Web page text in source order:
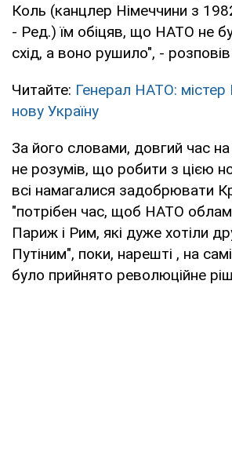
Коль (канцлер Німеччини з
- Ред.) їм обіцяв, що НАТО не
схід, а воно рушило", -
Читайте: Генерал НАТО: містер
нову Україну
За його словами, довгий час на
не розумів, що робити з цією
всі намагалися задобрювати
"потрібен час, щоб НАТО
Париж і Рим, які дуже хотіли
Путіним", поки, нарешті , на
було прийнято революційне